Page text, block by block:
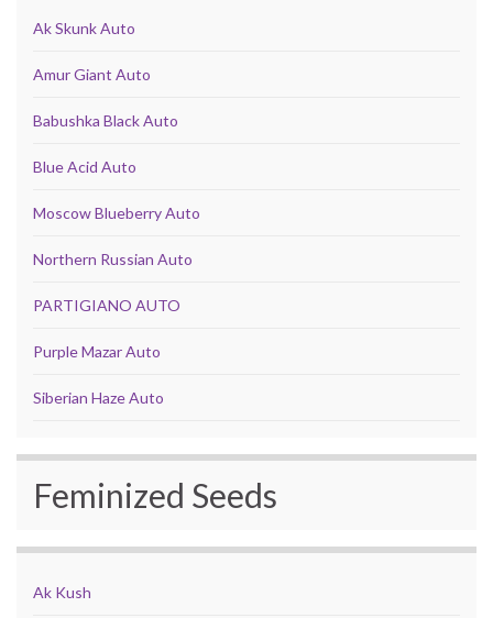
Ak Skunk Auto
Amur Giant Auto
Babushka Black Auto
Blue Acid Auto
Moscow Blueberry Auto
Northern Russian Auto
PARTIGIANO AUTO
Purple Mazar Auto
Siberian Haze Auto
Feminized Seeds
Ak Kush